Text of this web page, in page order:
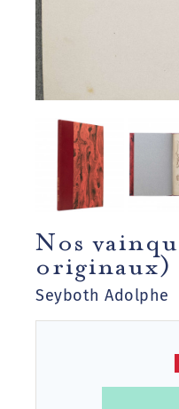
Nos
originaux)
Seyboth Adolphe